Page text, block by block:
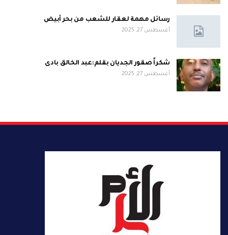
رسائل مهمة لعقار للشعب من بحر أبيض
أغسطس 27, 2025
شكراً صقور الجديان بقلم:عبد الخالق بادى
أغسطس 27, 2025